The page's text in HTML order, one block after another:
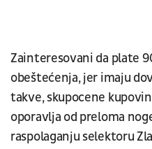
Zainteresovani da plate
obeštećenja, jer imaju
takve, skupocene
oporavlja od preloma
raspolaganju selektoru